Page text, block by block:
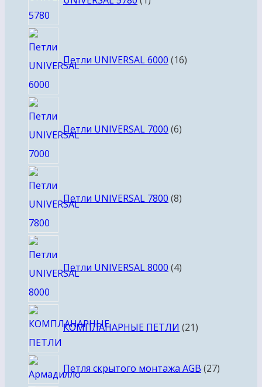
товар
Петли UNIVERSAL 6000 16товаров
Петли UNIVERSAL 7000 6товаров
Петли UNIVERSAL 7800 8товаров
Петли UNIVERSAL 8000 4товара
КОМПЛАНАРНЫЕ ПЕТЛИ 21товар
Петля скрытого монтажа AGB 2727